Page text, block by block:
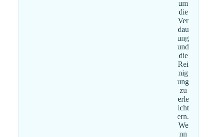
um
die
Ver
dau
ung
und
die
Rei
nig
ung
zu
erle
icht
ern.
We
nn